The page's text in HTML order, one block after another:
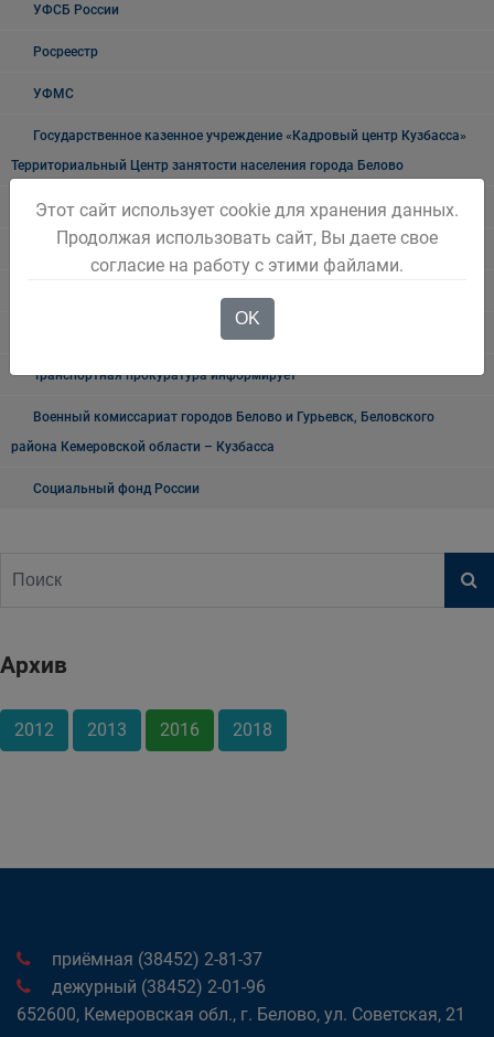
УФСБ России
Росреестр
УФМС
Государственное казенное учреждение «Кадровый центр Кузбасса»
Территориальный Центр занятости населения города Белово
Таможня
О проведении публичных мероприятий
Транспортная прокуратура информирует
Военный комиссариат городов Белово и Гурьевск, Беловского
района Кемеровской области – Кузбасса
Социальный фонд России
Архив
2012 2013 2016 2018
приёмная (38452) 2-81-37
дежурный (38452) 2-01-96
652600, Кемеровская обл., г. Белово, ул. Советская, 21
Этот сайт использует cookie для хранения данных.
Продолжая использовать сайт, Вы даете свое
согласие на работу с этими файлами.
OK